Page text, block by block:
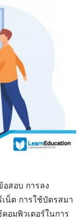
สอบ การลง
เน็ต การใช้บัตรสมา
อมพิวเตอร์ในการ